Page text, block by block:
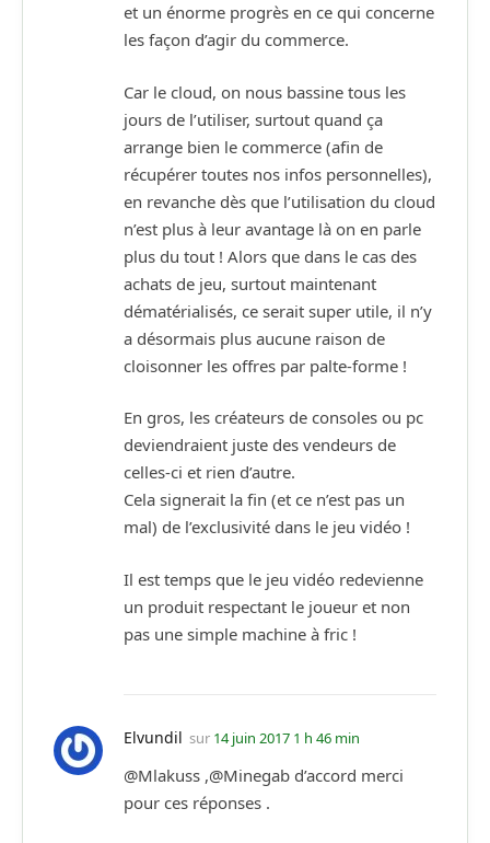
et un énorme progrès en ce qui concerne
les façon d’agir du commerce.
Car le cloud, on nous bassine tous les
jours de l’utiliser, surtout quand ça
arrange bien le commerce (afin de
récupérer toutes nos infos personnelles),
en revanche dès que l’utilisation du cloud
n’est plus à leur avantage là on en parle
plus du tout ! Alors que dans le cas des
achats de jeu, surtout maintenant
dématérialisés, ce serait super utile, il n’y
a désormais plus aucune raison de
cloisonner les offres par palte-forme !
En gros, les créateurs de consoles ou pc
deviendraient juste des vendeurs de
celles-ci et rien d’autre.
Cela signerait la fin (et ce n’est pas un
mal) de l’exclusivité dans le jeu vidéo !
Il est temps que le jeu vidéo redevienne
un produit respectant le joueur et non
pas une simple machine à fric !
Elvundil sur 14 juin 2017 1 h 46 min
@Mlakuss ,@Minegab d’accord merci
pour ces réponses .